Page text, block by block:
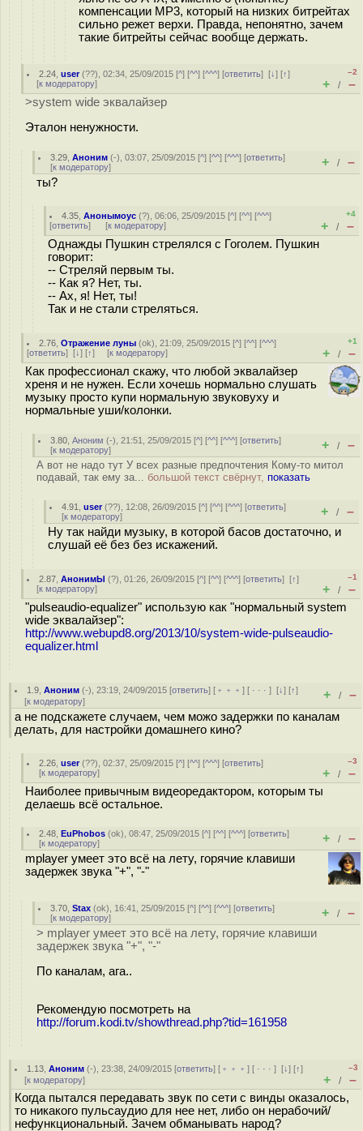
компенсации MP3, который на низких битрейтах
сильно режет верхи. Правда, непонятно, зачем
такие битрейты сейчас вообще держать.
2.24 ,user(??), 02:34, 25/09/2015 [^] [^^] [^^^] [ответить][↓] [↑]
[к модератору]
–2
+ / –
>system wide эквалайзер
Эталон ненужности.
3.29 ,Аноним (-), 03:07, 25/09/2015 [^] [^^] [^^^] [ответить]
[к модератору] + / –
ты?
4.35 ,Анонымоус (?), 06:06, 25/09/2015 [^] [^^] [^^^]
[ответить] [к модератору]
+4
+ / –
Однажды Пушкин стрелялся с Гоголем. Пушкин
говорит:
-- Стреляй первым ты.
-- Как я? Нет, ты.
-- Ах, я! Нет, ты!
Так и не стали стреляться.
2.76 ,Отражение луны (ok), 21:09, 25/09/2015 [^] [^^] [^^^]
[ответить] [↓] [↑] [к модератору]
+1
+ / –
Как профессионал скажу, что любой эквалайзер
хреня и не нужен. Если хочешь нормально слушать
музыку просто купи нормальную звуковуху и
нормальные уши/колонки.
3.80 ,Аноним (-), 21:51, 25/09/2015 [^] [^^] [^^^] [ответить]
[к модератору] + / –
А вот не надо тут У всех разные предпочтения Кому-то митол
подавай, так ему за... большой текст свёрнут, показать
4.91 ,user(??), 12:08, 26/09/2015 [^] [^^] [^^^] [ответить]
[к модератору] + / –
Ну так найди музыку, в которой басов достаточно, и
слушай её без без искажений.
2.87 ,АнонимЫ (?), 01:26, 26/09/2015 [^] [^^] [^^^] [ответить][↑]
[к модератору]
–1
+ / –
"pulseaudio-equalizer" использую как "нормальный system
wide эквалайзер":
http://www.webupd8.org/2013/10/system-wide-pulseaudio-
equalizer.html
1.9 ,Аноним (-), 23:19, 24/09/2015 [ответить] [ ﹢﹢﹢] [ · · ·][↓] [↑]
[к модератору] + / –
а не подскажете случаем, чем можо задержки по каналам
делать, для настройки домашнего кино?
2.26 ,user(??), 02:37, 25/09/2015 [^] [^^] [^^^] [ответить]
[к модератору]
–3
+ / –
Наиболее привычным видеоредактором, которым ты
делаешь всё остальное.
2.48 ,EuPhobos (ok), 08:47, 25/09/2015 [^] [^^] [^^^] [ответить]
[к модератору] + / –
mplayer умеет это всё на лету, горячие клавиши
задержек звука "+", "-"
3.70 ,Stax (ok), 16:41, 25/09/2015 [^] [^^] [^^^] [ответить]
[к модератору] + / –
> mplayer умеет это всё на лету, горячие клавиши
задержек звука "+", "-"
По каналам, ага..
Рекомендую посмотреть на
http://forum.kodi.tv/showthread.php?tid=161958
1.13 ,Аноним (-), 23:38, 24/09/2015 [ответить] [ ﹢﹢﹢] [ · · ·][↓] [↑]
[к модератору]
–3
+ / –
Когда пытался передавать звук по сети с винды оказалось,
то никакого пульсаудио для нее нет, либо он нерабочий/
нефункциональный. Зачем обманывать народ?